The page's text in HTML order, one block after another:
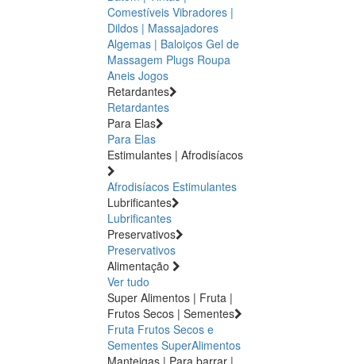
Comestíveis Vibradores |
Dildos | Massajadores
Algemas | Baloiços Gel de
Massagem Plugs Roupa
Aneis Jogos
Retardantes
Retardantes
Para Elas
Para Elas
Estimulantes | Afrodisíacos
Afrodisíacos Estimulantes
Lubrificantes
Lubrificantes
Preservativos
Preservativos
Alimentação
Ver tudo
Super Alimentos | Fruta |
Frutos Secos | Sementes
Fruta Frutos Secos e
Sementes SuperAlimentos
Manteigas | Para barrar |